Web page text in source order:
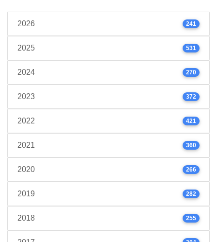
2026 241
2025 531
2024 270
2023 372
2022 421
2021 360
2020 266
2019 282
2018 255